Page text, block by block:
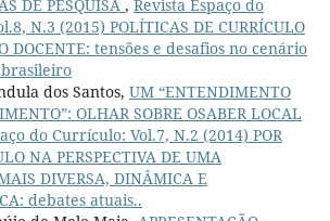
DE PESQUISA , Revista Espaço do
N.3 (2015) POLÍTICAS DE CURRÍCULO
DOCENTE: tensões e desafios no cenário
dos Santos, UM “ENTENDIMENTO
OLHAR SOBRE OSABER LOCAL
do Currículo: Vol.7, N.2 (2014) POR
NA PERSPECTIVA DE UMA
DIVERSA, DINÂMICA E
debates atuais..